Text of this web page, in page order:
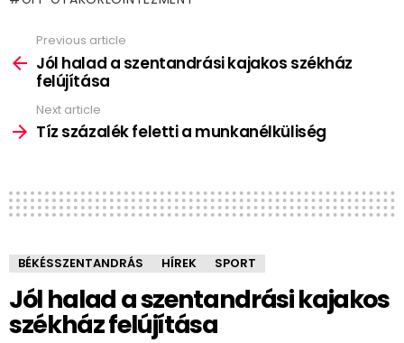
more
Previous article
Jól halad a szentandrási kajakos székház
felújítása
Next article
Tíz százalék feletti a munkanélküliség
BÉKÉSSZENTANDRÁS HÍREK SPORT
Jól halad a szentandrási kajakos
székház felújítása